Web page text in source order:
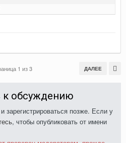
ДАЛЕЕ
1 из 3
к обсуждению
зарегистрироваться позже. Если у
, чтобы опубликовать от имени